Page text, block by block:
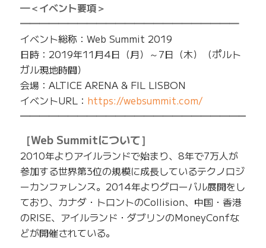
━＜イベント要項＞
━━━━━━━━━━━━━━━━━━━━━━━
イベント総称：Web Summit 2019
日時：2019年11月4日（月）～7日（木）（ポルト
ガル現地時間）
会場：ALTICE ARENA & FIL LISBON
イベントURL： https://websummit.com/
［Web Summitについて］
2010年よりアイルランドで始まり、8年で7万人が
参加する世界第3位の規模に成長しているテクノロジ
ーカンファレンス。2014年よりグローバル展開をし
ており、カナダ・トロントのCollision、中国・香港
のRISE、アイルランド・ダブリンのMoneyConfな
どが開催されている。